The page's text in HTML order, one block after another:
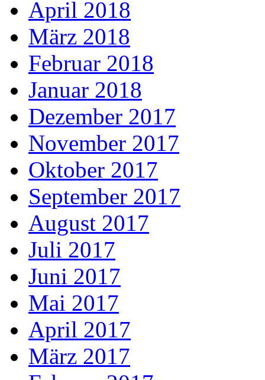
April 2018
März 2018
Februar 2018
Januar 2018
Dezember 2017
November 2017
Oktober 2017
September 2017
August 2017
Juli 2017
Juni 2017
Mai 2017
April 2017
März 2017